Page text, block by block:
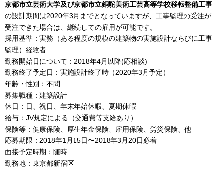
京都市立芸術大学及び京都市立銅駝美術工芸高等学校移転整備工事
の設計期間は2020年3月までとなっていますが、工事監理の受注が
受注できた場合は、継続しての雇用が可能です。
採用基準：実務（ある程度の規模の建築物の実施設計ならびに工事
監理）経験者
勤務開始日について：2018年4月以降(応相談)
勤務終了予定日：実施設計終了時（2020年3月予定）
年齢・性別：不問
募集職種：建築設計
休日：日、祝日、年末年始休暇、夏期休暇
給与：JV規定による（交通費等支給あり）
保険等：健康保険、厚生年金保険、雇用保険、労災保険、他
応募期限：2018年1月15日〜2018年3月20日必着
面接予定時期：随時
勤務地：東京都新宿区